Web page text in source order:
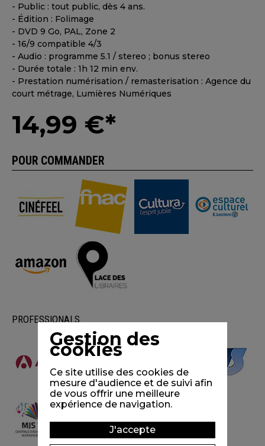
- Public : tout public, dès 4 ans.
- Édition : Folimage
- DVD 9 Go, PAL, Zone 2
- 16/9 compatible 4/3
- Audio : programme 5.1 / stereo ; bonus stereo
- Durée totale : 1h 12 min env.
- Prestation numérisation / remasterisation : Agence du
court métrage, Lumières Numériques
14,99 €*
POUR COMMANDER
PROFESSIONALS
Gestion des
cookies
Ce site utilise des cookies de
mesure d'audience et de suivi afin
de vous offrir une meilleure
expérience de navigation.
J'accepte